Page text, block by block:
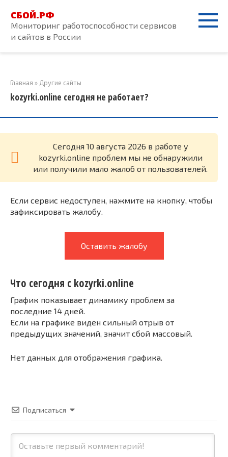
контенту
СБОЙ.РФ
Мониторинг работоспособности сервисов
и сайтов в России
Главная » Другие сайты
kozyrki.online сегодня не работает?
Cегодня 10 августа 2026 в работе у
kozyrki.online проблем мы не обнаружили
или получили мало жалоб от пользователей.
Если сервис недоступен, нажмите на кнопку, чтобы
зафиксировать жалобу.
Оставить жалобу
Что сегодня с kozyrki.online
График показывает динамику проблем за
последние 14 дней.
Если на графике виден сильный отрыв от
предыдущих значений, значит сбой массовый.
Нет данных для отображения графика.
Подписаться